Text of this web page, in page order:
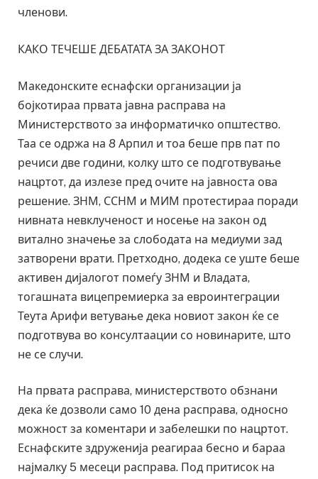
членови.
КАКО ТЕЧЕШЕ ДЕБАТАТА ЗА ЗАКОНОТ
Македонските еснафски организации ја
бојкотираа првата јавна расправа на
Министерството за информатичко општество.
Таа се одржа на 8 Арпил и тоа беше прв пат по
речиси две години, колку што се подготвување
нацртот, да излезе пред очите на јавноста ова
решение. ЗНМ, ССНМ и МИМ протестираа поради
нивната невклученост и носење на закон од
витално значење за слободата на медиуми зад
затворени врати. Претходно, додека се уште беше
активен дијалогот помеѓу ЗНМ и Владата,
тогашната вицепремиерка за евроинтеграции
Теута Арифи ветување дека новиот закон ќе се
подготвува во консултаации со новинарите, што
не се случи.
На првата расправа, министерството обзнани
дека ќе дозволи само 10 дена расправа, односно
можност за коментари и забелешки по нацртот.
Еснафските здруженија реагираа бесно и бараа
најмалку 5 месеци расправа. Под притисок на